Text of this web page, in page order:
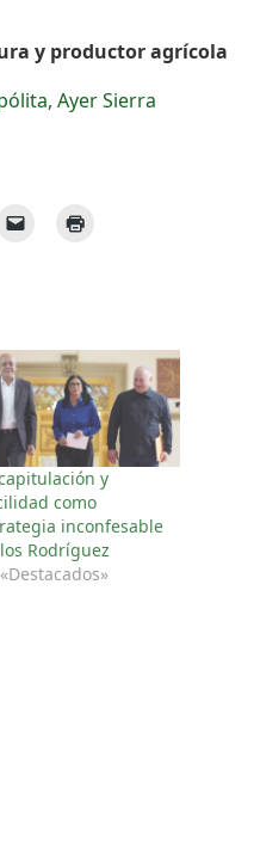
y productor agrícola
Ayer Sierra
y
como
inconfesable
Rodríguez